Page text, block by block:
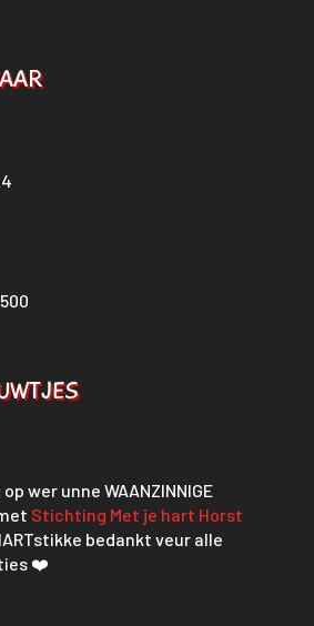
wer unne WAANZINNIGE
Stichting Met je hart Horst
bedankt veur alle
❤️